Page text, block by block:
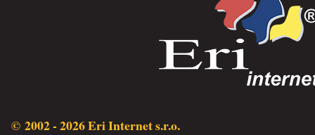
© 2002 - 2026 Eri Internet s.r.o.